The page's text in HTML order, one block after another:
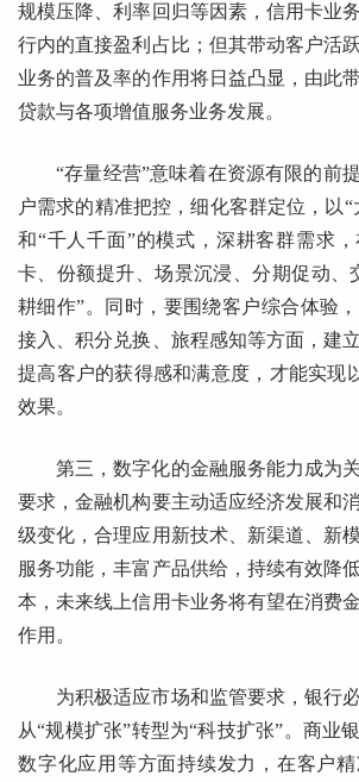
规模压降、利率回归等因素，信用卡业
行内的直接盈利占比；但其带动客户活
业务的普及率的作用将日益凸显，由此
贷款与各项增值服务业务发展。
“存量经营”意味着在资源有限的前
户需求的精准把控，细化客群定位，以
和“千人千面”的模式，深耕客群需求
卡、份额提升、场景沉浸、分期促动、
耕细作”。同时，要围绕客户综合体验
接入、积分兑换、旅程感知等方面，建
提高客户的获得感和满意度，才能实现
效果。
第三，数字化的金融服务能力成为
要求，金融机构要主动适应经济发展和
级变化，合理应用新技术、新渠道、新
服务功能，丰富产品供给，持续有效降
本，未来线上信用卡业务将有望在消费
作用。
为积极适应市场和监管要求，银行
从“规模扩张”转型为“科技扩张”。商业
数字化应用等方面持续发力，在客户